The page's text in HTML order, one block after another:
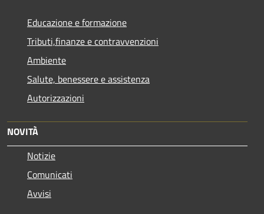
Educazione e formazione
Tributi,finanze e contravvenzioni
Ambiente
Salute, benessere e assistenza
Autorizzazioni
NOVITÀ
Notizie
Comunicati
Avvisi